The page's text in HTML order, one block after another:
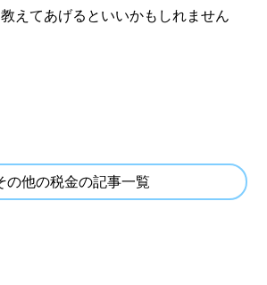
えてあげるといいかもしれません
の他の税金の記事一覧